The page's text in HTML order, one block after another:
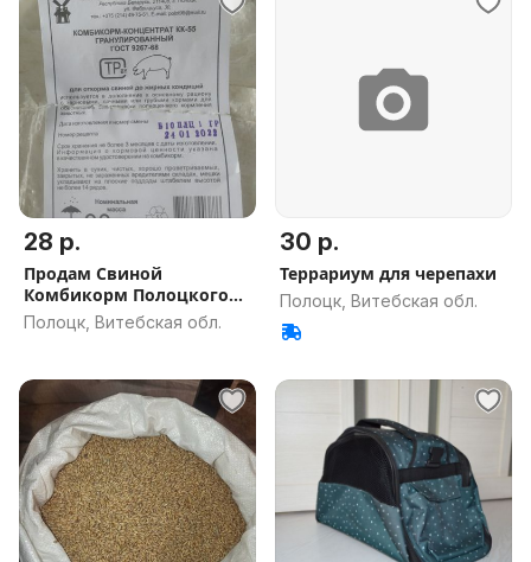
28 р.
Продам Свиной
Комбикорм Полоцкого
КХП
Полоцк, Витебская обл.
30 р.
Террариум для черепахи
Полоцк, Витебская обл.